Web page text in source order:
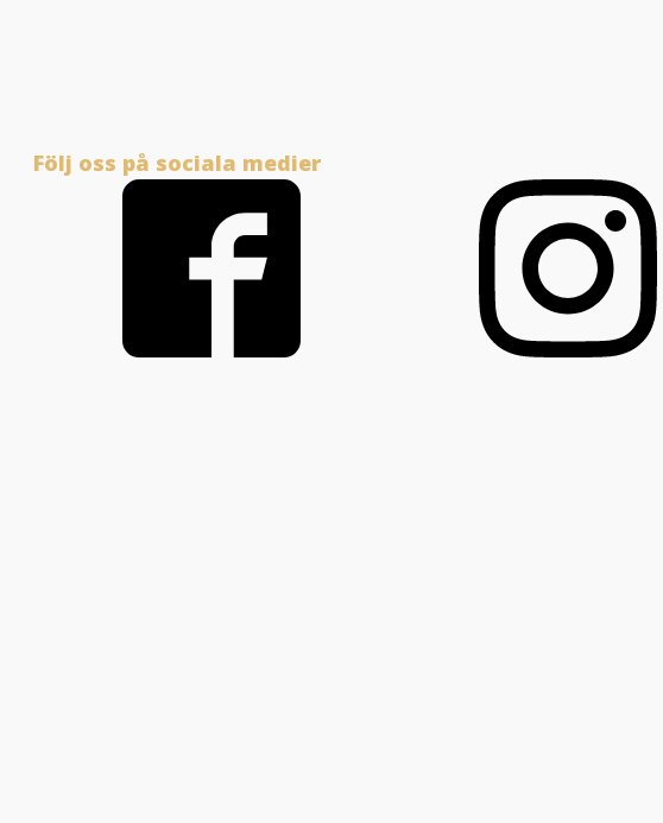
Följ oss på sociala medier